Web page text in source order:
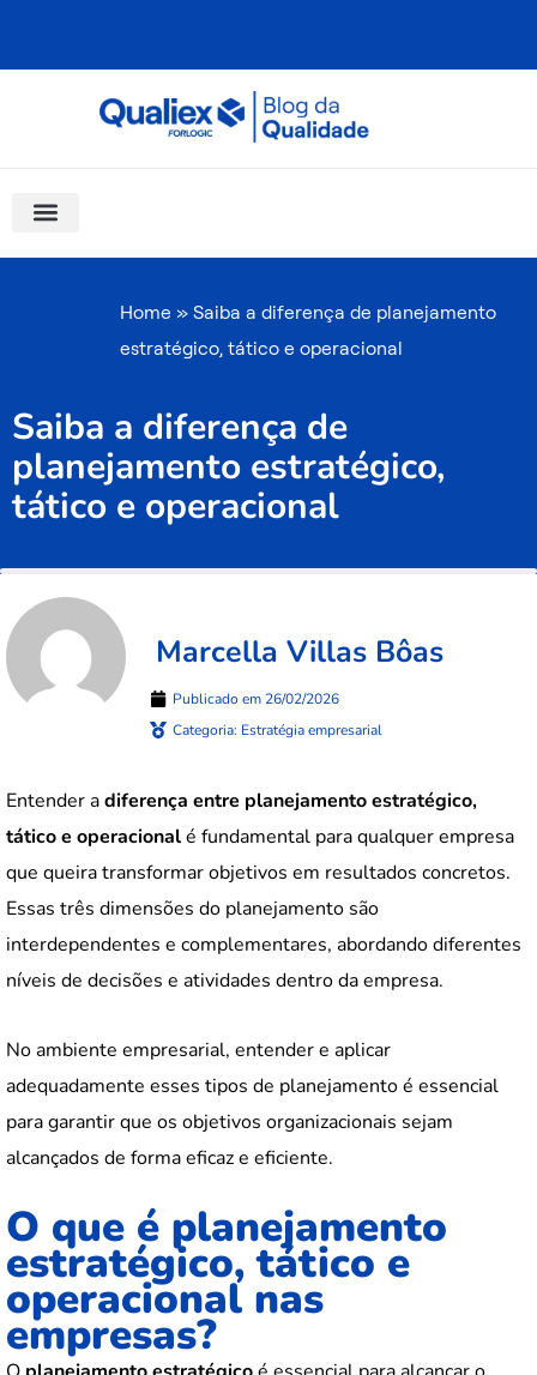
Home » Saiba a diferença de planejamento
estratégico, tático e operacional
Saiba a diferença de
planejamento estratégico,
tático e operacional
Marcella Villas Bôas
Publicado em 26/02/2026
Categoria: Estratégia empresarial
Entender adiferença entre planejamento estratégico,
tático e operacionalé fundamental para qualquer empresa
que queira transformar objetivos em resultados concretos.
Essas três dimensões do planejamento são
interdependentes e complementares, abordando diferentes
níveis de decisões e atividades dentro da empresa.
No ambiente empresarial, entender e aplicar
adequadamente esses tipos de planejamento é essencial
para garantir que os objetivos organizacionais sejam
alcançados de forma eficaz e eficiente.
O que é planejamento
estratégico, tático e
operacional nas
empresas?